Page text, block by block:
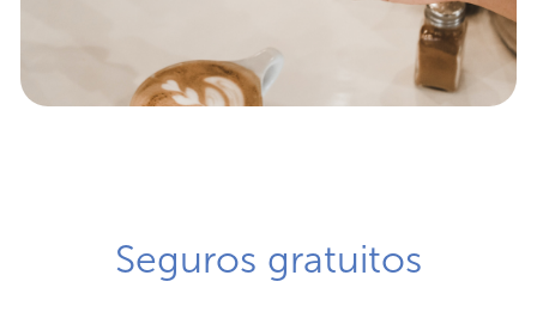
Seguros gratuitos